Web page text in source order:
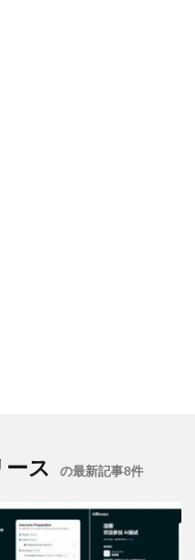
ス の最新記事8件